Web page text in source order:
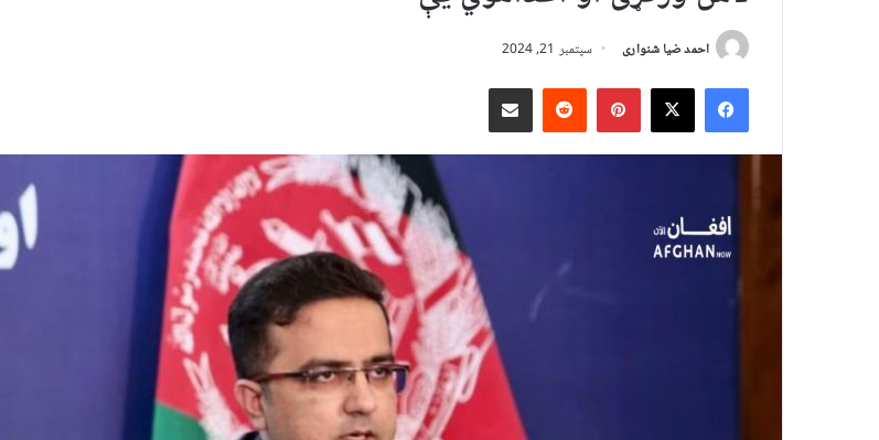
احمد ضیا شنواری سپتمبر 21, 2024
Facebook
X
Pinterest
Redditد بریښنالیک له لارې شریک کړئ